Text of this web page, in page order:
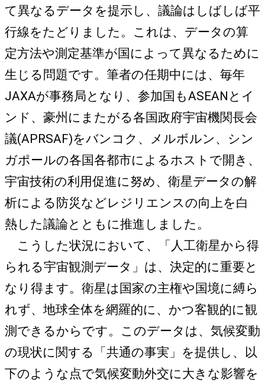
て異なるデータを提示し、議論はしばしば平
行線をたどりました。これは、データの算
定方法や測定基準が国によって異なるために
生じる問題です。筆者の任期中には、毎年
JAXAが事務局となり、参加国もASEANとイ
ンド、豪州にまたがる各国政府宇宙機関長会
議(APRSAF)をバンコク、メルボルン、シン
ガポールの各国各都市によるホストで開き、
宇宙技術の利用促進に努め、衛星データの解
析による防災などレジリエンスの向上を白
熱した議論とともに推進しました。
こうした状況において、「人工衛星から得
られる宇宙観測データ」は、決定的に重要と
なり得ます。衛星は国家の主権や国境に縛ら
れず、地球全体を網羅的に、かつ客観的に観
測できるからです。このデータは、気候変動
の現状に関する「共通の事実」を提供し、以
下のような点で気候変動外交に大きな影響を